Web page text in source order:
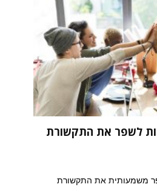
לשפר את התקשורת
משמעותית את התקשורת